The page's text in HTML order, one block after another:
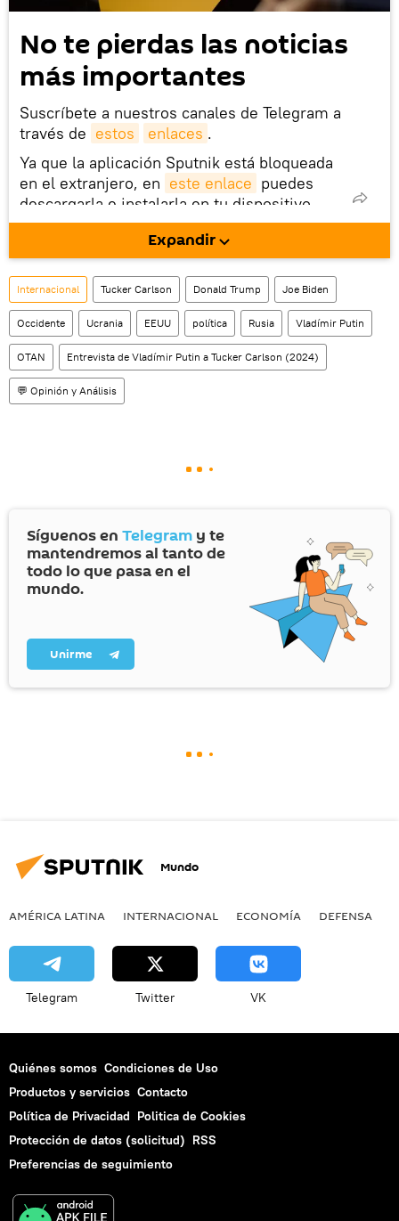
No te pierdas las noticias
más importantes
Suscríbete a nuestros canales de Telegram a
través de estos enlaces .
Ya que la aplicación Sputnik está bloqueada
en el extranjero, en este enlace puedes
descargarla e instalarla en tu dispositivo
móvil (¡solo para Android!).
También tenemos una cuenta en la red
social rusa VK .
Expandir
Internacional Tucker Carlson Donald Trump Joe Biden
Occidente Ucrania EEUU política Rusia Vladímir Putin
OTAN Entrevista de Vladímir Putin a Tucker Carlson (2024)
💬 Opinión y Análisis
Síguenos en Telegram y te
mantendremos al tanto de
todo lo que pasa en el
mundo.
Unirme
Mundo
AMÉRICA LATINA INTERNACIONAL ECONOMÍA DEFENSA
Telegram Twitter VK
Quiénes somos Condiciones de Uso
Productos y servicios Contacto
Política de Privacidad Politica de Cookies
Protección de datos (solicitud) RSS
Preferencias de seguimiento